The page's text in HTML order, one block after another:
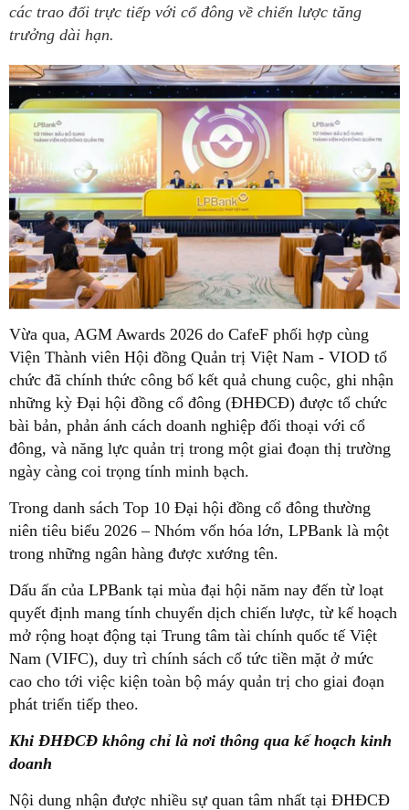
các trao đổi trực tiếp với cổ đông về chiến lược tăng
trưởng dài hạn.
Vừa qua, AGM Awards 2026 do CafeF phối hợp cùng
Viện Thành viên Hội đồng Quản trị Việt Nam - VIOD tổ
chức đã chính thức công bố kết quả chung cuộc, ghi nhận
những kỳ Đại hội đồng cổ đông (ĐHĐCĐ) được tổ chức
bài bản, phản ánh cách doanh nghiệp đối thoại với cổ
đông, và năng lực quản trị trong một giai đoạn thị trường
ngày càng coi trọng tính minh bạch.
Trong danh sách Top 10 Đại hội đồng cổ đông thường
niên tiêu biểu 2026 – Nhóm vốn hóa lớn, LPBank là một
trong những ngân hàng được xướng tên.
Dấu ấn của LPBank tại mùa đại hội năm nay đến từ loạt
quyết định mang tính chuyển dịch chiến lược, từ kế hoạch
mở rộng hoạt động tại Trung tâm tài chính quốc tế Việt
Nam (VIFC), duy trì chính sách cổ tức tiền mặt ở mức
cao cho tới việc kiện toàn bộ máy quản trị cho giai đoạn
phát triển tiếp theo.
Khi ĐHĐCĐ không chỉ là nơi thông qua kế hoạch kinh
doanh
Nội dung nhận được nhiều sự quan tâm nhất tại ĐHĐCĐ